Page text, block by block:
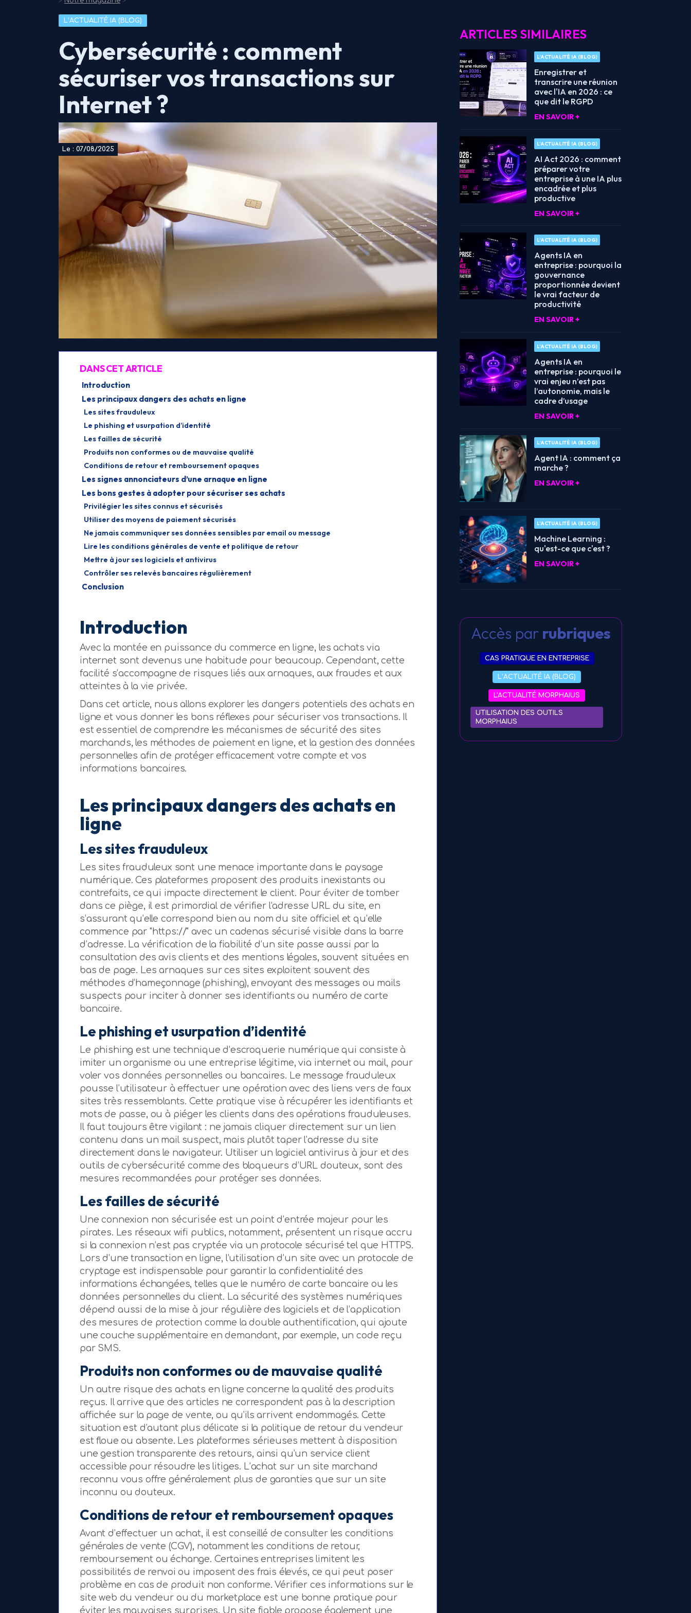
L’ACTUALITÉ IA (BLOG)
Cybersécurité : comment
sécuriser vos transactions sur
Internet ?
Le : 07/08/2025
DANS CET ARTICLE
Introduction
Les principaux dangers des achats en ligne
Les sites frauduleux
Le phishing et usurpation d’identité
Les failles de sécurité
Produits non conformes ou de mauvaise qualité
Conditions de retour et remboursement opaques
Les signes annonciateurs d’une arnaque en ligne
Les bons gestes à adopter pour sécuriser ses achats
Privilégier les sites connus et sécurisés
Utiliser des moyens de paiement sécurisés
Ne jamais communiquer ses données sensibles par email ou message
Lire les conditions générales de vente et politique de retour
Mettre à jour ses logiciels et antivirus
Contrôler ses relevés bancaires régulièrement
Conclusion
Introduction
Avec la montée en puissance du commerce en ligne, les achats via
internet sont devenus une habitude pour beaucoup. Cependant, cette
facilité s’accompagne de risques liés aux arnaques, aux fraudes et aux
atteintes à la vie privée.
Dans cet article, nous allons explorer les dangers potentiels des achats en
ligne et vous donner les bons réflexes pour sécuriser vos transactions. Il
est essentiel de comprendre les mécanismes de sécurité des sites
marchands, les méthodes de paiement en ligne, et la gestion des données
personnelles afin de protéger efficacement votre compte et vos
informations bancaires.
Les principaux dangers des achats en
ligne
Les sites frauduleux
Les sites frauduleux sont une menace importante dans le paysage
numérique. Ces plateformes proposent des produits inexistants ou
contrefaits, ce qui impacte directement le client. Pour éviter de tomber
dans ce piège, il est primordial de vérifier l’adresse URL du site, en
s’assurant qu’elle correspond bien au nom du site officiel et qu’elle
commence par "https://" avec un cadenas sécurisé visible dans la barre
d’adresse. La vérification de la fiabilité d’un site passe aussi par la
consultation des avis clients et des mentions légales, souvent situées en
bas de page. Les arnaques sur ces sites exploitent souvent des
méthodes d’hameçonnage (phishing), envoyant des messages ou mails
suspects pour inciter à donner ses identifiants ou numéro de carte
bancaire.
Le phishing et usurpation d’identité
Le phishing est une technique d’escroquerie numérique qui consiste à
imiter un organisme ou une entreprise légitime, via internet ou mail, pour
voler vos données personnelles ou bancaires. Le message frauduleux
pousse l’utilisateur à effectuer une opération avec des liens vers de faux
sites très ressemblants. Cette pratique vise à récupérer les identifiants et
mots de passe, ou à piéger les clients dans des opérations frauduleuses.
Il faut toujours être vigilant : ne jamais cliquer directement sur un lien
contenu dans un mail suspect, mais plutôt taper l’adresse du site
directement dans le navigateur. Utiliser un logiciel antivirus à jour et des
outils de cybersécurité comme des bloqueurs d’URL douteux, sont des
mesures recommandées pour protéger ses données.
Les failles de sécurité
Une connexion non sécurisée est un point d’entrée majeur pour les
pirates. Les réseaux wifi publics, notamment, présentent un risque accru
si la connexion n’est pas cryptée via un protocole sécurisé tel que HTTPS.
Lors d’une transaction en ligne, l’utilisation d’un site avec un protocole de
cryptage est indispensable pour garantir la confidentialité des
informations échangées, telles que le numéro de carte bancaire ou les
données personnelles du client. La sécurité des systèmes numériques
dépend aussi de la mise à jour régulière des logiciels et de l’application
des mesures de protection comme la double authentification, qui ajoute
une couche supplémentaire en demandant, par exemple, un code reçu
par SMS.
Produits non conformes ou de mauvaise qualité
Un autre risque des achats en ligne concerne la qualité des produits
reçus. Il arrive que des articles ne correspondent pas à la description
affichée sur la page de vente, ou qu’ils arrivent endommagés. Cette
situation est d’autant plus délicate si la politique de retour du vendeur
est floue ou absente. Les plateformes sérieuses mettent à disposition
une gestion transparente des retours, ainsi qu’un service client
accessible pour résoudre les litiges. L’achat sur un site marchand
reconnu vous offre généralement plus de garanties que sur un site
inconnu ou douteux.
Conditions de retour et remboursement opaques
Avant d’effectuer un achat, il est conseillé de consulter les conditions
générales de vente (CGV), notamment les conditions de retour,
remboursement ou échange. Certaines entreprises limitent les
possibilités de renvoi ou imposent des frais élevés, ce qui peut poser
problème en cas de produit non conforme. Vérifier ces informations sur le
site web du vendeur ou du marketplace est une bonne pratique pour
éviter les mauvaises surprises. Un site fiable propose également une
ARTICLES SIMILAIRES
L’ACTUALITÉ IA (BLOG)
Enregistrer et
transcrire une réunion
avec l'IA en 2026 : ce
que dit le RGPD
EN SAVOIR +
L’ACTUALITÉ IA (BLOG)
AI Act 2026 : comment
préparer votre
entreprise à une IA plus
encadrée et plus
productive
EN SAVOIR +
L’ACTUALITÉ IA (BLOG)
Agents IA en
entreprise : pourquoi la
gouvernance
proportionnée devient
le vrai facteur de
productivité
EN SAVOIR +
L’ACTUALITÉ IA (BLOG)
Agents IA en
entreprise : pourquoi le
vrai enjeu n’est pas
l’autonomie, mais le
cadre d’usage
EN SAVOIR +
L’ACTUALITÉ IA (BLOG)
Agent IA : comment ça
marche ?
EN SAVOIR +
L’ACTUALITÉ IA (BLOG)
Machine Learning :
qu'est-ce que c'est ?
EN SAVOIR +
Accès par rubriques
CAS PRATIQUE EN ENTREPRISE
L’ACTUALITÉ IA (BLOG)
L'ACTUALITÉ MORPHAIUS
UTILISATION DES OUTILS
MORPHAIUS